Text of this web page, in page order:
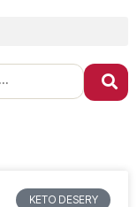
KETO DESERY